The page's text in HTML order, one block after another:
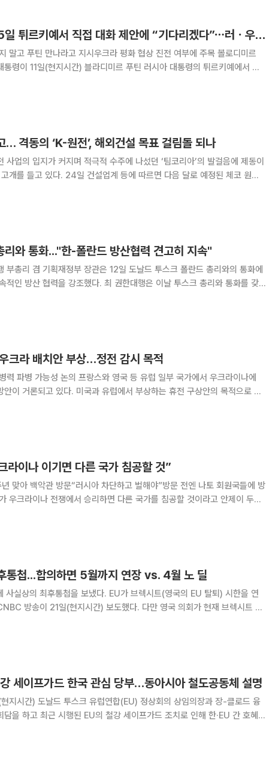
젤렌스키, 푸틴 15일 튀르키예서 직접 대화 제안에 “기다리겠다”⋯러ㆍ우 정상 회담 성사되나[종합]
고 푸틴 만나라고 지시우크라 평화 협상 진전 여부에 주목 볼로디미르
통령이 11일(현지시간) 블라디미르 푸틴 러시아 대통령의 튀르키예에서 직
… 격동의 ‘K-원전’, 해외건설 목표 걸림돌 되나
사업의 입지가 커지며 적극적 수주에 나섰던 ‘팀코리아’의 발걸음에 제동이
등에 따르면 다음 달로 예정된 체코 원전
체코 두코바니와 테믈린에 1000㎿ 규
리와 통화..."한-폴란드 방산협력 견고히 지속"
부총리 겸 기획재정부 장관은 12일 도날드 투스크 폴란드 총리와의 통화에
조했다. 최 권한대행은 이날 투스크 총리와 통화를 갖
이 한국의 민주주의에 대한 신뢰를 표
크라 배치안 부상…정전 감시 목적
와 영국 등 유럽 일부 국가에서 우크라이나에
안이 거론되고 있다. 미국과 유럽에서 부상하는 휴전 구상안의 목적으로 비
라이나 이기면 다른 국가 침공할 것”
맞아 백악관 방문“러시아 차단하고 벌해야”방문 전엔 나토 회원국들에 방
우크라이나 전쟁에서 승리하면 다른 국가를 침공할 것이라고 안제이 두다
통첩...합의하면 5월까지 연장 vs. 4월 노 딜
사실상의 최후통첩을 보냈다. EU가 브렉시트(영국의 EU 탈퇴) 시한을 연
방송이 21일(현지시간) 보도했다. 다만 영국 의회가 현재 브렉시트 협
다고 발표했다. 그러나 영국의회가 현
세이프가드 한국 관심 당부…동아시아 철도공동체 설명
지시간) 도날드 투스크 유럽연합(EU) 정상회의 상임의장과 장-클로드 융
담을 하고 최근 시행된 EU의 철강 세이프가드 조치로 인해 한·EU 간 호혜적
뤼셀을 방문 중인 문 대통령은 이날 오